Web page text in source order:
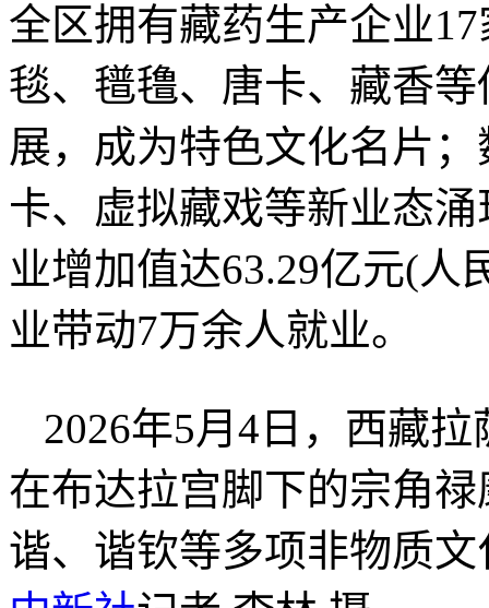
全区拥有藏药生产企业
毯、氆氇、唐卡、藏香
展，成为特色文化名片
卡、虚拟藏戏等新业态
业增加值达63.29亿元(人
业带动7万余人就业。
2026年5月4日，西藏
在布达拉宫脚下的宗角
谐、谐钦等多项非物质